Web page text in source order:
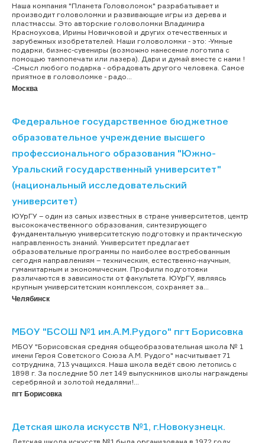
Наша компания "Планета Головоломок" разрабатывает и
производит головоломки и развивающие игры из дерева и
пластмассы. Это авторские головоломки Владимира
Красноухова, Ирины Новичковой и других отечественных и
зарубежных изобретателей. Наши головоломки - это: -Умные
подарки, бизнес-сувениры (возможно нанесение логотипа с
помощью тампопечати или лазера). Дари и думай вместе с нами !
-Смысл любого подарка - обрадовать другого человека. Самое
приятное в головоломке - радо...
Москва
Федеральное государственное бюджетное
образовательное учреждение высшего
профессионального образования "Южно-
Уральский государственный университет"
(национальный исследовательский
университет)
ЮУрГУ – один из самых известных в стране университетов, центр
высококачественного образования, синтезирующего
фундаментальную университетскую подготовку и практическую
направленность знаний. Университет предлагает
образовательные программы по наиболее востребованным
сегодня направлениям – техническим, естественно-научным,
гуманитарным и экономическим. Профили подготовки
различаются в зависимости от факультета. ЮУрГУ, являясь
крупным университетским комплексом, сохраняет за...
Челябинск
МБОУ "БСОШ №1 им.А.М.Рудого" пгт Борисовка
МБОУ "Борисовская средняя общеобразовательная школа № 1
имени Героя Советского Союза А.М. Рудого" насчитывает 71
сотрудника, 713 учащихся. Наша школа ведёт свою летопись с
1898 г. За последние 50 лет 149 выпускников школы награждены
серебряной и золотой медалями!...
пгт Борисовка
Детская школа искусств №1, г.Новокузнецк.